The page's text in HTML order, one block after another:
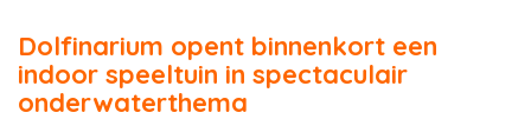
Dolfinarium opent binnenkort een
indoor speeltuin in spectaculair
onderwaterthema